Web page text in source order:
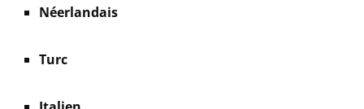
Néerlandais
Turc